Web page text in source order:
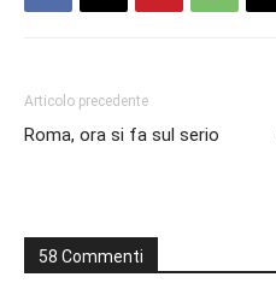
Articolo precedente
Roma, ora si fa sul serio
58 Commenti